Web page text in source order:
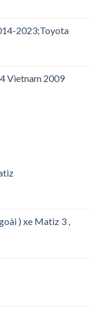
2023;Toyota
Vietnam 2009
) xe Matiz 3 ,